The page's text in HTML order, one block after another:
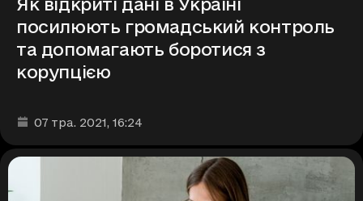
посилюють громадський контроль
та допомагають боротися з
корупцією
Дата та час публікації
07 тра. 2021, 16:24